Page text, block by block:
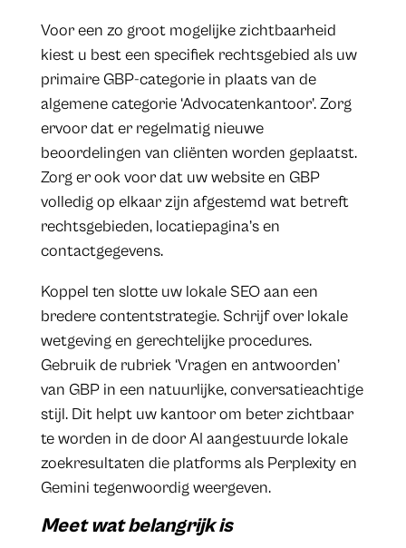
Voor een zo groot mogelijke zichtbaarheid
kiest u best een specifiek rechtsgebied als uw
primaire GBP-categorie in plaats van de
algemene categorie ‘Advocatenkantoor’. Zorg
ervoor dat er regelmatig nieuwe
beoordelingen van cliënten worden geplaatst.
Zorg er ook voor dat uw website en GBP
volledig op elkaar zijn afgestemd wat betreft
rechtsgebieden, locatiepagina’s en
contactgegevens.
Koppel ten slotte uw lokale SEO aan een
bredere contentstrategie. Schrijf over lokale
wetgeving en gerechtelijke procedures.
Gebruik de rubriek ‘Vragen en antwoorden’
van GBP in een natuurlijke, conversatieachtige
stijl. Dit helpt uw kantoor om beter zichtbaar
te worden in de door AI aangestuurde lokale
zoekresultaten die platforms als Perplexity en
Gemini tegenwoordig weergeven.
Meet wat belangrijk is